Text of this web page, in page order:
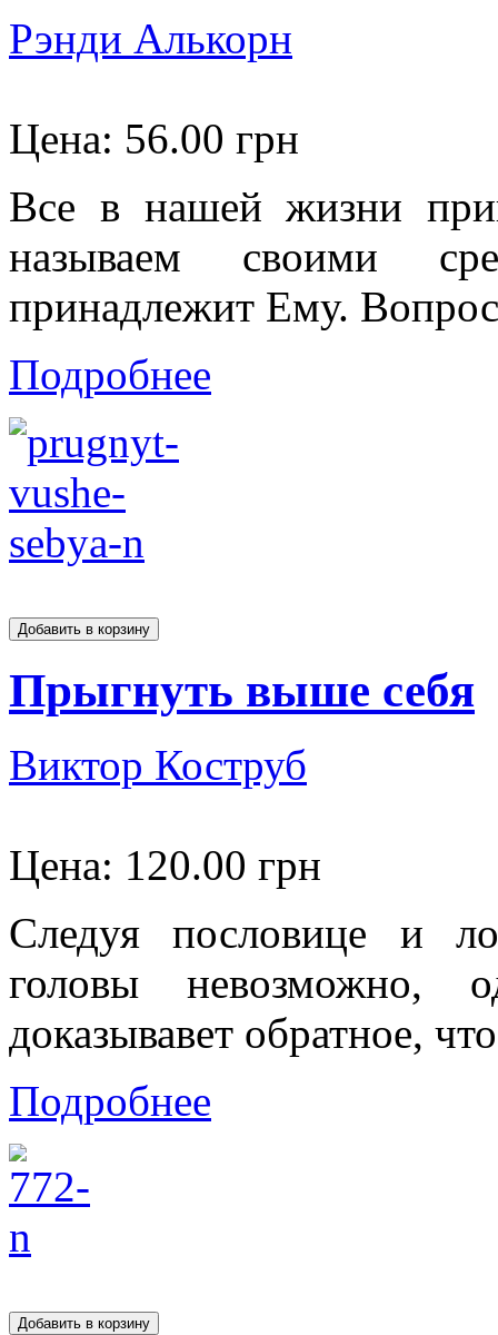
Рэнди Алькорн
Цена: 56.00 грн
Все в нашей жизни
называем своими
принадлежит Ему.
Подробнее
Прыгнуть выше себя
Виктор Коструб
Цена: 120.00 грн
Следуя пословице и
головы невозможно,
доказывавет обратное,
Подробнее